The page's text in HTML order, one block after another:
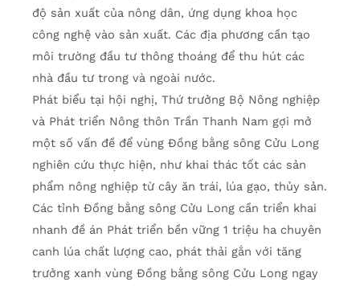
độ sản xuất của nông dân, ứng dụng khoa học
công nghệ vào sản xuất. Các địa phương cần tạo
môi trường đầu tư thông thoáng để thu hút các
nhà đầu tư trong và ngoài nước.
Phát biểu tại hội nghị, Thứ trưởng Bộ Nông nghiệp
và Phát triển Nông thôn Trần Thanh Nam gợi mở
một số vấn đề để vùng Đồng bằng sông Cửu Long
nghiên cứu thực hiện, như khai thác tốt các sản
phẩm nông nghiệp từ cây ăn trái, lúa gạo, thủy sản.
Các tỉnh Đồng bằng sông Cửu Long cần triển khai
nhanh đề án Phát triển bền vững 1 triệu ha chuyên
canh lúa chất lượng cao, phát thải gắn với tăng
trưởng xanh vùng Đồng bằng sông Cửu Long ngay